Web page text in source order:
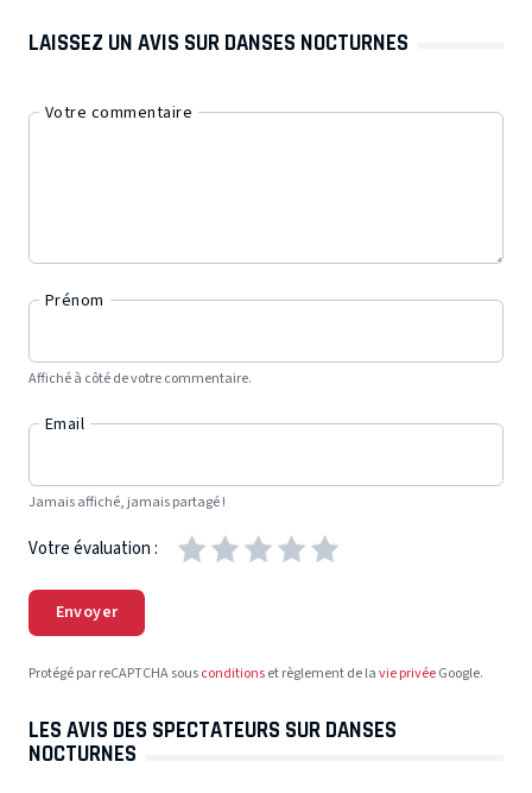
LAISSEZ UN AVIS SUR DANSES NOCTURNES
Votre commentaire
Prénom
Affiché à côté de votre commentaire.
Email
Jamais affiché, jamais partagé !
Votre évaluation :
Envoyer
Protégé par reCAPTCHA sousconditionset règlement de lavie privéeGoogle.
LES AVIS DES SPECTATEURS SUR DANSES
NOCTURNES